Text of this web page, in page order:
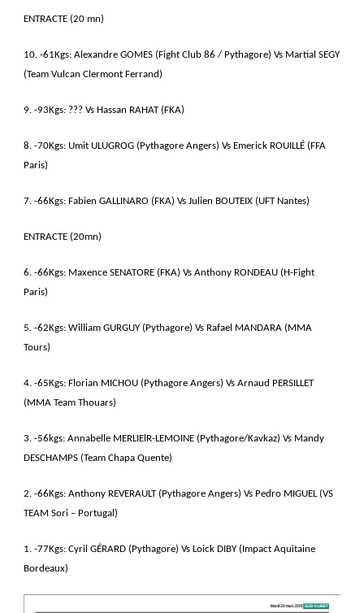
ENTRACTE (20 mn)
10. -61Kgs: Alexandre GOMES (Fight Club 86 / Pythagore) Vs Martial SEGY
(Team Vulcan Clermont Ferrand)
9. -93Kgs: ??? Vs Hassan RAHAT (FKA)
8. -70Kgs: Umit ULUGROG (Pythagore Angers) Vs Emerick ROUILLÉ (FFA
Paris)
7. -66Kgs: Fabien GALLINARO (FKA) Vs Julien BOUTEIX (UFT Nantes)
ENTRACTE (20mn)
6. -66Kgs: Maxence SENATORE (FKA) Vs Anthony RONDEAU (H-Fight
Paris)
5. -62Kgs: William GURGUY (Pythagore) Vs Rafael MANDARA (MMA
Tours)
4. -65Kgs: Florian MICHOU (Pythagore Angers) Vs Arnaud PERSILLET
(MMA Team Thouars)
3. -56kgs: Annabelle MERLIElR-LEMOINE (Pythagore/Kavkaz) Vs Mandy
DESCHAMPS (Team Chapa Quente)
2. -66Kgs: Anthony REVERAULT (Pythagore Angers) Vs Pedro MIGUEL (VS
TEAM Sori – Portugal)
1. -77Kgs: Cyril GÉRARD (Pythagore) Vs Loick DIBY (Impact Aquitaine
Bordeaux)